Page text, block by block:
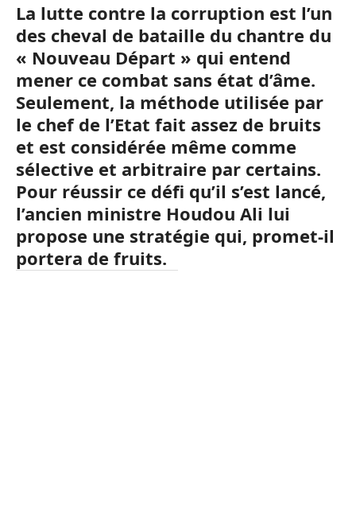
La lutte contre la corruption est l’un
des cheval de bataille du chantre du
« Nouveau Départ » qui entend
mener ce combat sans état d’âme.
Seulement, la méthode utilisée par
le chef de l’Etat fait assez de bruits
et est considérée même comme
sélective et arbitraire par certains.
Pour réussir ce défi qu’il s’est lancé,
l’ancien ministre Houdou Ali lui
propose une stratégie qui, promet-il
portera de fruits.